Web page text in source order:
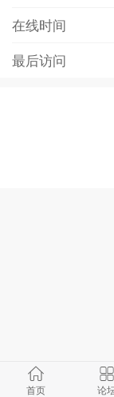
在线时间
最后访问
首页 论